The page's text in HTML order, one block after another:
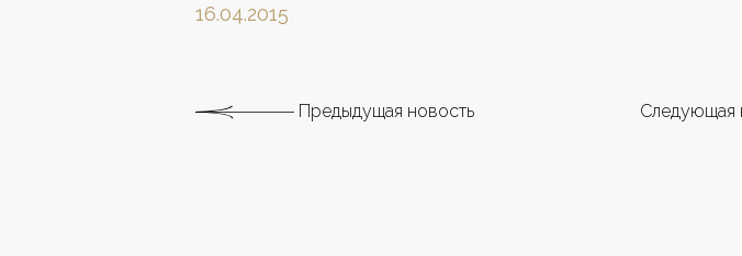
16.04.2015
Предыдущая новость Следующая